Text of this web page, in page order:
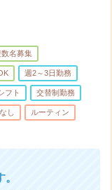
数名募集
週2～3日勤務
フト 交替制勤務
し ルーティン